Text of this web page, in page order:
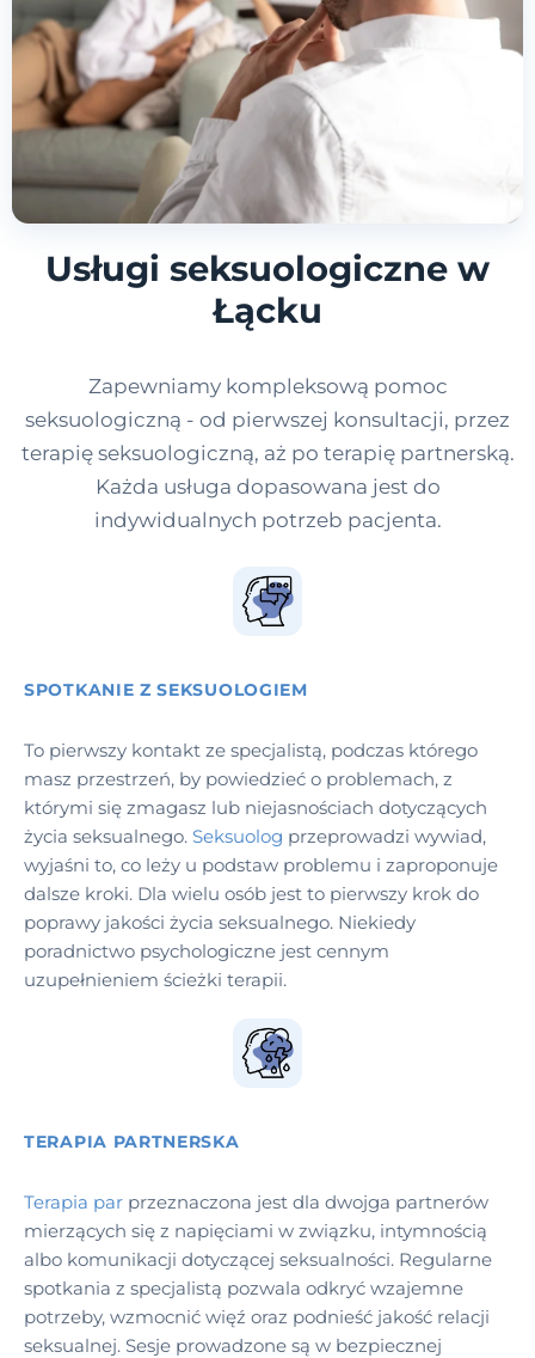
Usługi seksuologiczne w
Łącku
Zapewniamy kompleksową pomoc
seksuologiczną - od pierwszej konsultacji, przez
terapię seksuologiczną, aż po terapię partnerską.
Każda usługa dopasowana jest do
indywidualnych potrzeb pacjenta.
SPOTKANIE Z SEKSUOLOGIEM
To pierwszy kontakt ze specjalistą, podczas którego
masz przestrzeń, by powiedzieć o problemach, z
którymi się zmagasz lub niejasnościach dotyczących
życia seksualnego. Seksuolog przeprowadzi wywiad,
wyjaśni to, co leży u podstaw problemu i zaproponuje
dalsze kroki. Dla wielu osób jest to pierwszy krok do
poprawy jakości życia seksualnego. Niekiedy
poradnictwo psychologiczne jest cennym
uzupełnieniem ścieżki terapii.
TERAPIA PARTNERSKA
Terapia par przeznaczona jest dla dwojga partnerów
mierzących się z napięciami w związku, intymnością
albo komunikacji dotyczącej seksualności. Regularne
spotkania z specjalistą pozwala odkryć wzajemne
potrzeby, wzmocnić więź oraz podnieść jakość relacji
seksualnej. Sesje prowadzone są w bezpiecznej